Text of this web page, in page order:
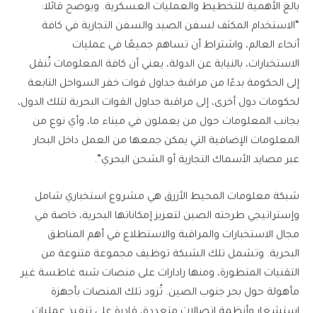
بالغ الأهمية للتخطيط والعمليات العسكرية. ويوضح قائلا:
“الاستخدام المكثف لسفن الصيد والسفن التجارية في كافة
أنحاء العالم، واشتراط أن تساهم جميعًا في عمليات
الاستخبارات، بالنيابة عن الدولة، يعني أن كافة المعلومات تُنقل
إلى الحكومة بدءًا من مراقبة جداول قوات خفر السواحل التابعة
لحكومات دول أخرى، إلى مراقبة جداول القوات البحرية لتلك الدول،
بجانب المعلومات حول من يعملون في ميناء ما، وأي نوع من
المعلومات الإضافية التي يمكن جمعها من العمل داخل البحار
عبر مصايد الأسماك التجارية أو الشحن البحري”.
شبكة معلومات المحيط الأزرق هي مشروع استخباري شامل
وإستراتيجي طرحته الصين لتعزيز إمكاناتها البحرية، خاصة في
مجال الاستخبارات والمراقبة والاستطلاع في أهم المناطق
البحرية. وتشمل تلك الشبكة توظيف مجموعة متنوعة من
التقنيات المتطورة، ومنها رادارات على منصات شبه غاطسة غير
مأهولة حول بحر جنوب الصين. تُزود تلك المنصات بأجهزة